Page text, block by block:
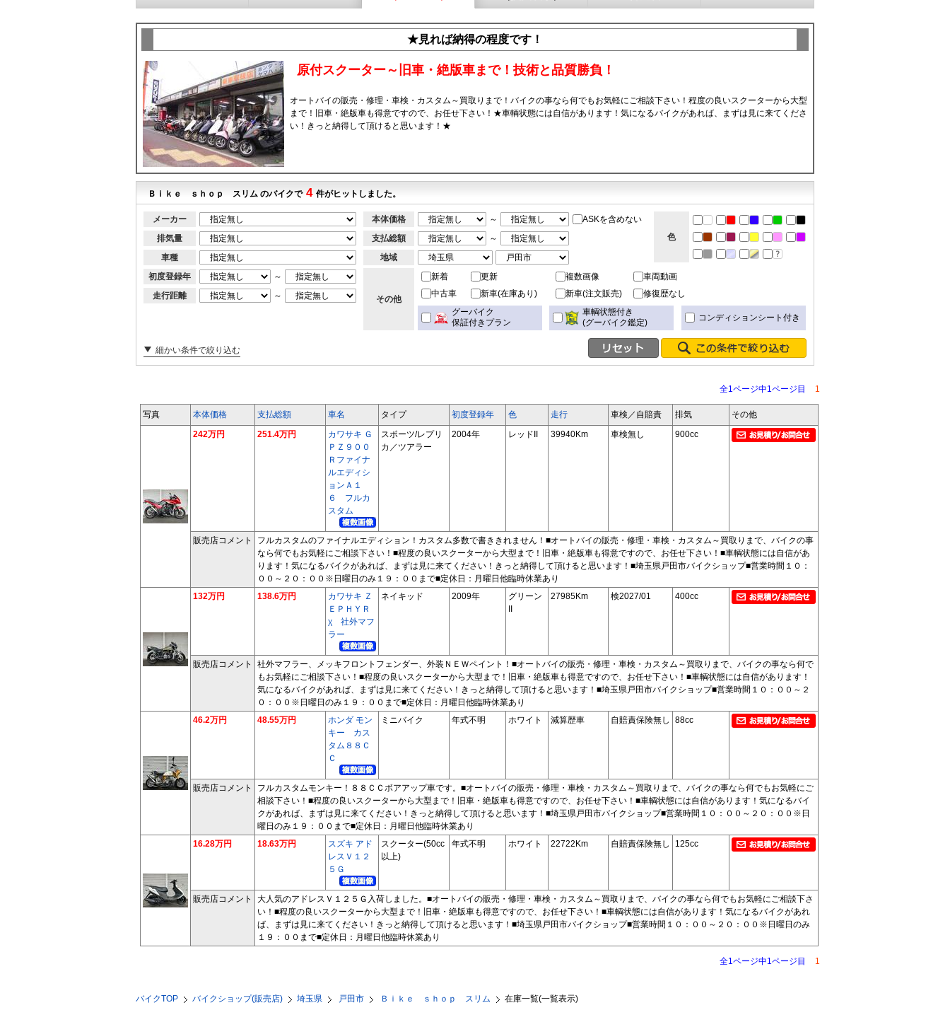
★見れば納得の程度です！
原付スクーター～旧車・絶版車まで！技術と品質勝負！
オートバイの販売・修理・車検・カスタム～買取りまで！バイクの事なら何でもお気軽にご相談下さい！程度の良いスクーターから大型
まで！旧車・絶版車も得意ですので、お任せ下さい！★車輌状態には自信があります！気になるバイクがあれば、まずは見に来てくださ
い！きっと納得して頂けると思います！★
Ｂｉｋｅ ｓｈｏｐ スリム のバイクで 4 件がヒットしました。
メーカー
排気量
車種
初度登録年
～
走行距離
～
本体価格 ～
ASKを含めない
支払総額
～
地域
色
その他
新着 更新 複数画像
車両動画
中古車
新車(在庫あり) 新車(注文販売)
修復歴なし
グーバイク
保証付きプラン
車輌状態付き
(グーバイク鑑定)
コンディションシート付き
細かい条件で絞り込む
全1ページ中1ページ目 1
写真 本体価格 支払総額 車名 タイプ 初度登録年 色 走行 車検／自賠責 排気
その他
242万円
251.4万円
カワサキ Ｇ
ＰＺ９００
Ｒファイナ
ルエディシ
ョンＡ１
６ フルカ
スタム
スポーツ/レプリ
カ／ツアラー
2004年 レッドII 39940Km 車検無し 900cc
販売店コメント
フルカスタムのファイナルエディション！カスタム多数で書ききれません！■オートバイの販売・修理・車検・カスタム～買取りまで、バイクの事
なら何でもお気軽にご相談下さい！■程度の良いスクーターから大型まで！旧車・絶版車も得意ですので、お任せ下さい！■車輌状態には自信があ
ります！気になるバイクがあれば、まずは見に来てください！きっと納得して頂けると思います！■埼玉県戸田市バイクショップ■営業時間１０：
００～２０：００※日曜日のみ１９：００まで■定休日：月曜日他臨時休業あり
132万円
138.6万円
カワサキ Ｚ
ＥＰＨＹＲ
χ 社外マフ
ラー
ネイキッド 2009年
グリーン
II
27985Km 検2027/01 400cc
販売店コメント
社外マフラー、メッキフロントフェンダー、外装ＮＥＷペイント！■オートバイの販売・修理・車検・カスタム～買取りまで、バイクの事なら何で
もお気軽にご相談下さい！■程度の良いスクーターから大型まで！旧車・絶版車も得意ですので、お任せ下さい！■車輌状態には自信があります！
気になるバイクがあれば、まずは見に来てください！きっと納得して頂けると思います！■埼玉県戸田市バイクショップ■営業時間１０：００～２
０：００※日曜日のみ１９：００まで■定休日：月曜日他臨時休業あり
46.2万円
48.55万円
ホンダ モン
キー カス
タム８８Ｃ
Ｃ
ミニバイク 年式不明 ホワイト 減算歴車 自賠責保険無し 88cc
販売店コメント
フルカスタムモンキー！８８ＣＣボアアップ車です。■オートバイの販売・修理・車検・カスタム～買取りまで、バイクの事なら何でもお気軽にご
相談下さい！■程度の良いスクーターから大型まで！旧車・絶版車も得意ですので、お任せ下さい！■車輌状態には自信があります！気になるバイ
クがあれば、まずは見に来てください！きっと納得して頂けると思います！■埼玉県戸田市バイクショップ■営業時間１０：００～２０：００※日
曜日のみ１９：００まで■定休日：月曜日他臨時休業あり
16.28万円
18.63万円
スズキ アド
レスＶ１２
５Ｇ
スクーター(50cc
以上)
年式不明 ホワイト 22722Km 自賠責保険無し 125cc
販売店コメント
大人気のアドレスＶ１２５Ｇ入荷しました。■オートバイの販売・修理・車検・カスタム～買取りまで、バイクの事なら何でもお気軽にご相談下さ
い！■程度の良いスクーターから大型まで！旧車・絶版車も得意ですので、お任せ下さい！■車輌状態には自信があります！気になるバイクがあれ
ば、まずは見に来てください！きっと納得して頂けると思います！■埼玉県戸田市バイクショップ■営業時間１０：００～２０：００※日曜日のみ
１９：００まで■定休日：月曜日他臨時休業あり
全1ページ中1ページ目 1
バイクTOP バイクショップ(販売店) 埼玉県 戸田市 Ｂｉｋｅ ｓｈｏｐ スリム 在庫一覧(一覧表示)